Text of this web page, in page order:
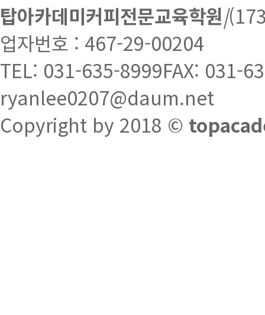
탑아카데미커피전문교육학원|
업자번호 : 467-29-00204
TEL: 031-635-8999FAX: 031-
ryanlee0207@daum.net
Copyright by 2018 ©